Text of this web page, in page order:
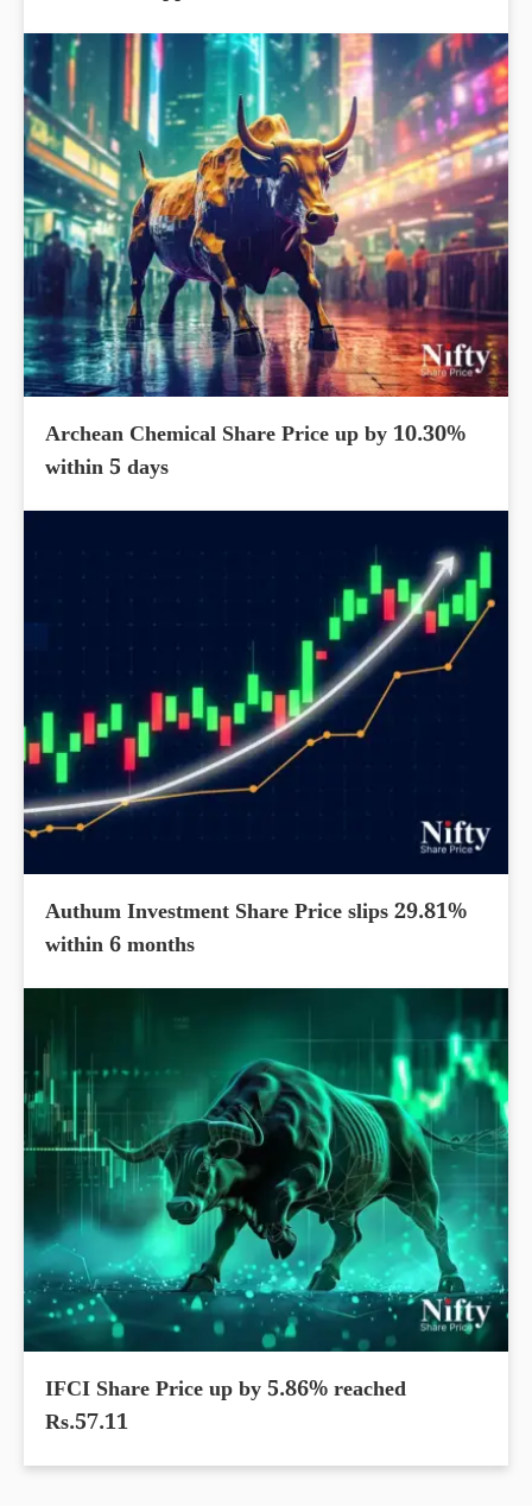
Archean Chemical Share Price up by 10.30%
within 5 days
Authum Investment Share Price slips 29.81%
within 6 months
IFCI Share Price up by 5.86% reached
Rs.57.11